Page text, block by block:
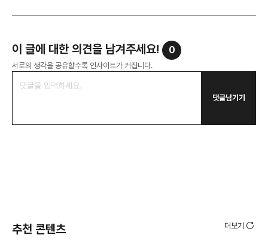
이 글에 대한 의견을 남겨주세요! 0
서로의 생각을 공유할수록 인사이트가 커집니다.
댓글남기기
추천 콘텐츠 더보기